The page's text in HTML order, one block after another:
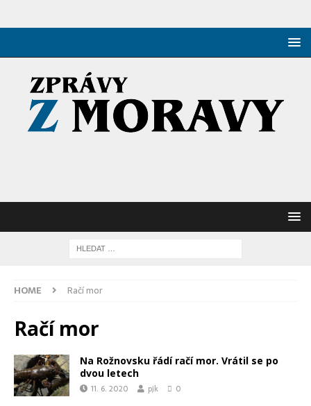
HOME Račí mor
Račí mor
Na Rožnovsku řádí račí mor. Vrátil se po
dvou letech
11. 6. 2020 pjk 0